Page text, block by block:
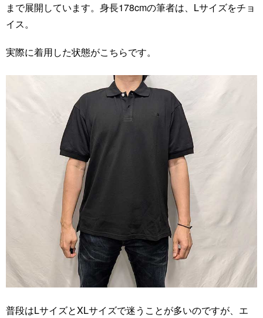
まで展開しています。身長178cmの筆者は、Lサイズをチョ
イス。
実際に着用した状態がこちらです。
普段はLサイズとXLサイズで迷うことが多いのですが、エ